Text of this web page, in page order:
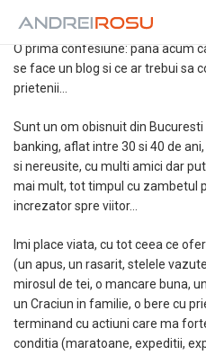
O prima confesiune: pana acum
se face un blog si ce ar trebui sa
prietenii…
Sunt un om obisnuit din
banking, aflat intre 30 si 40 de
si nereusite, cu multi amici dar
mai mult, tot timpul cu zambetul
increzator spre viitor…
Imi place viata, cu tot ceea ce
(un apus, un rasarit, stelele
mirosul de tei, o mancare buna,
un Craciun in familie, o bere cu
terminand cu actiuni care ma
conditia (maratoane, expeditii,